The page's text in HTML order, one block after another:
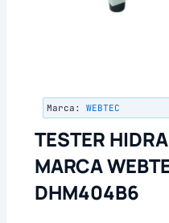
Marca: WEBTEC
TESTER
MARCA
DHM404B6